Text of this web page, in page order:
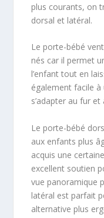
plus courants, on
dorsal et latéral.
Le porte-bébé
nés car il permet
l’enfant tout en
également facile
s’adapter au fur
Le porte-bébé
aux enfants plus
acquis une
excellent soutien
vue panoramique
latéral est parfait
alternative plus